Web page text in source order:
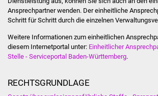
Einrichtungen
Ansprechpartner wenden. Der einheitliche
Schritt für Schritt durch die einzelnen
Weitere Informationen zum einheitlichen
diesem Internetportal unter: Einheitlicher
Stelle - Serviceportal Baden-Württemberg.
RECHTSGRUNDLAGE